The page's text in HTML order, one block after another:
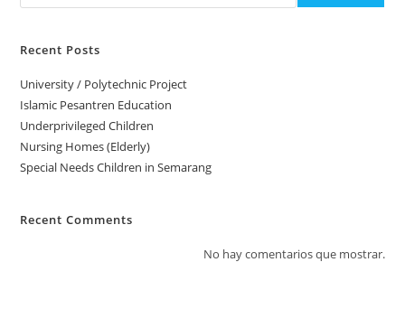
Recent Posts
University / Polytechnic Project
Islamic Pesantren Education
Underprivileged Children
Nursing Homes (Elderly)
Special Needs Children in Semarang
Recent Comments
No hay comentarios que mostrar.